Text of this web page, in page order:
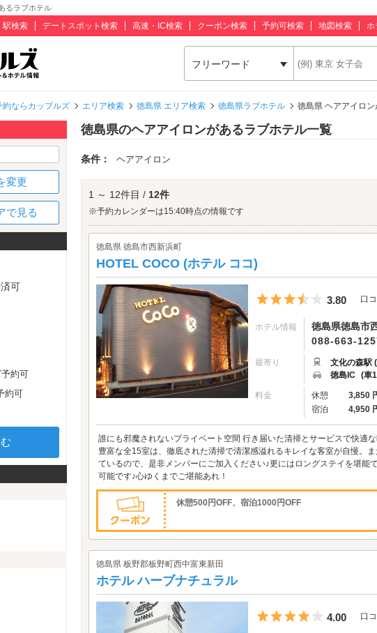
るラブホテル
駅検索 デートスポット検索 高速・IC検索 クーポン検索 予約可検索 地図検索 ホ
フリーワード
約ならカップルズ エリア検索 徳島県 エリア検索 徳島県ラブホテル 徳島県 ヘアアイロ
徳島県のヘアアイロンがあるラブホテル一覧
条件： ヘアアイロン
1 ～ 12件目 / 12件
※予約カレンダーは15:40時点の情報です
徳島県 徳島市西新浜町
HOTEL COCO (ホテル ココ)
5つ星のう
3.80 口コ
ホテル情報
徳島県徳島市
088-663-
最寄り
文化の森駅
徳島IC (車
料金 休憩 3,850
宿泊
4,950
誰にも邪魔されないプライベート空間 行き届いた清掃とサービスで快適
豊富な全15室は、徹底された清掃で清潔感溢れるキレイな客室が自慢。
ているので、是非メンバーにご加入ください♪更にはロングステイを堪
可能です♪心ゆくまでご堪能あれ！
休憩500円OFF、宿泊1000円OFF
徳島県 板野郡板野町西中富東新田
ホテル ハーブナチュラル
5つ星のう
4.00 口
変更
で見る
可
約可
約可